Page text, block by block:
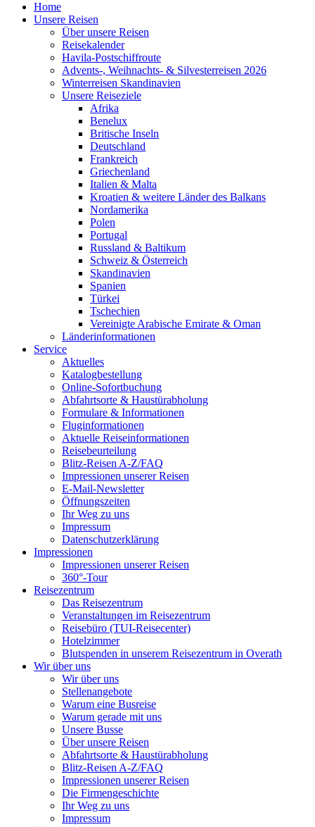
Home
Unsere Reisen
Über unsere Reisen
Reisekalender
Havila-Postschiffroute
Advents-, Weihnachts- & Silvesterreisen 2026
Winterreisen Skandinavien
Unsere Reiseziele
Afrika
Benelux
Britische Inseln
Deutschland
Frankreich
Griechenland
Italien & Malta
Kroatien & weitere Länder des Balkans
Nordamerika
Polen
Portugal
Russland & Baltikum
Schweiz & Österreich
Skandinavien
Spanien
Türkei
Tschechien
Vereinigte Arabische Emirate & Oman
Länderinformationen
Service
Aktuelles
Katalogbestellung
Online-Sofortbuchung
Abfahrtsorte & Haustürabholung
Formulare & Informationen
Fluginformationen
Aktuelle Reiseinformationen
Reisebeurteilung
Blitz-Reisen A-Z/FAQ
Impressionen unserer Reisen
E-Mail-Newsletter
Öffnungszeiten
Ihr Weg zu uns
Impressum
Datenschutzerklärung
Impressionen
Impressionen unserer Reisen
360°-Tour
Reisezentrum
Das Reisezentrum
Veranstaltungen im Reisezentrum
Reisebüro (TUI-Reisecenter)
Hotelzimmer
Blutspenden in unserem Reisezentrum in Overath
Wir über uns
Wir über uns
Stellenangebote
Warum eine Busreise
Warum gerade mit uns
Unsere Busse
Über unsere Reisen
Abfahrtsorte & Haustürabholung
Blitz-Reisen A-Z/FAQ
Impressionen unserer Reisen
Die Firmengeschichte
Ihr Weg zu uns
Impressum